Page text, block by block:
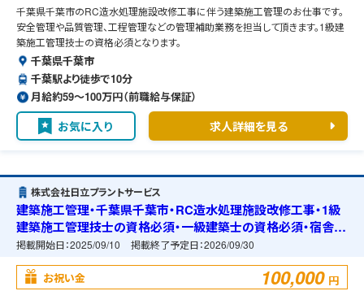
千葉県千葉市のRC造水処理施設改修工事に伴う建築施工管理のお仕事です。
安全管理や品質管理、工程管理などの管理補助業務を担当して頂きます。1級建
築施工管理技士の資格必須となります。
千葉県千葉市
千葉駅より徒歩で10分
月給約59〜100万円（前職給与保証）
お気に入り 求人詳細を見る
株式会社日立プラントサービス
建築施工管理・千葉県千葉市・RC造水処理施設改修工事・1級
建築施工管理技士の資格必須・一級建築士の資格必須・宿舎の
準備可能
掲載開始日：2025/09/10 掲載終了予定日：2026/09/30
お祝い金 100,000 円